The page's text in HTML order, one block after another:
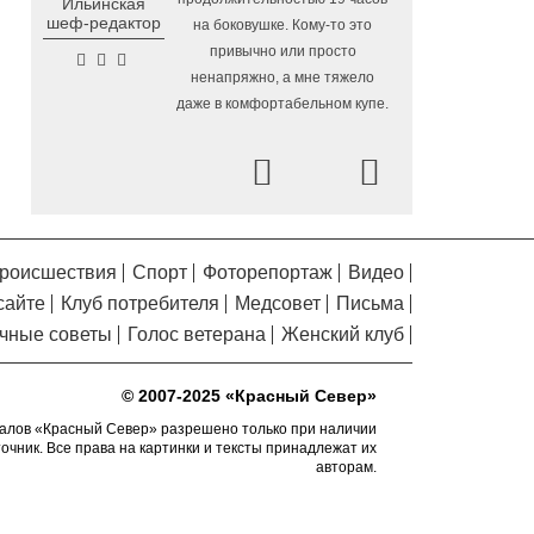
Комсомольском парке
5.08.2026 11:18
В Вологодской области в
четвертый раз выберут самого лучшего
5.08.2026 09:57 Заблудившуюся семью с
двумя детьми нашли в лесу под Вологдой
«Путешествие мечты»
4.08.2026 17:04 В Вологде объявлены даты
заключительных экскурсий акции «Огни
шеф-редактор
на боковушке. Кому-то это
привычно или просто
ненапряжно, а мне тяжело
даже в комфортабельном купе.
Спорт Фоторепортаж
Видео
Клуб потребителя Медсовет
Письма
советы
Голос ветерана Женский клуб
© 2007-2025 «Красный Север»
«Красный Север» разрешено только при наличии
Все права на картинки и тексты принадлежат их
авторам.